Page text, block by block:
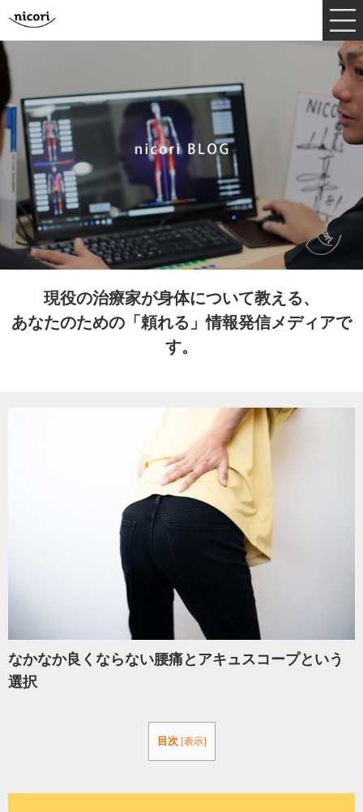
現役の治療家が身体について教える、
あなたのための「頼れる」情報発信メディアで
す。
なかなか良くならない腰痛とアキュスコープという
選択
目次 [表示]